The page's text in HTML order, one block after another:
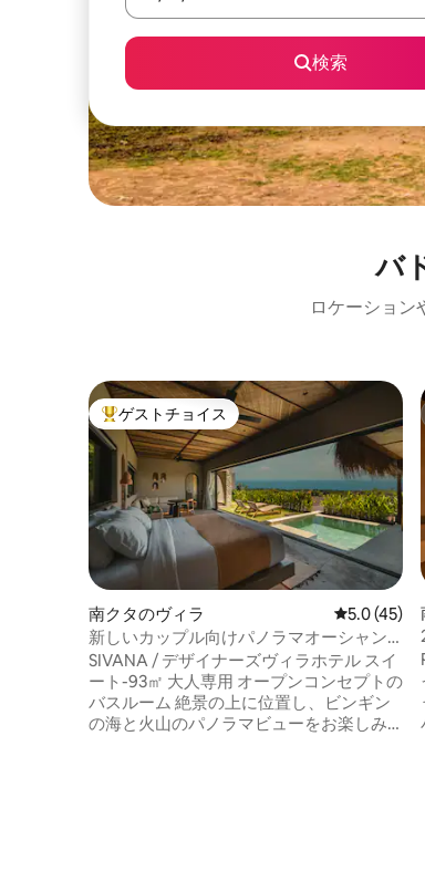
検索
バ
ロケーショ
大好評のゲストチョイスです。
ゲストチョイス
南クタのヴィラ レビュー45
5.0 (45)
新しいカップル向けパノラマオーシャン
ビューヴィラ
SIVANA / デザイナーズヴィラホテル スイ
ート-93㎡ 大人専用 オープンコンセプトの
バスルーム 絶景の上に位置し、ビンギン
の海と火山のパノラマビューをお楽しみ